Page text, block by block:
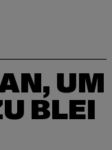
UM
BLEI